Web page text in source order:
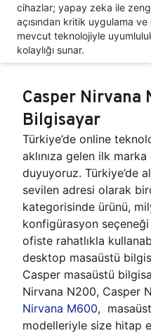
cihazlar; yapay zeka ile
açısından kritik uygulama
mevcut teknolojiyle
kolaylığı sunar.
Casper Nirvana
Bilgisayar
Türkiye’de online
aklınıza gelen ilk
duyuyoruz. Türkiye’de
sevilen adresi olarak
kategorisinde ürünü,
konfigürasyon
ofiste rahatlıkla
desktop masaüstü
Casper masaüstü
Nirvana N200, Casper
Nirvana M600,
modelleriyle size hitap